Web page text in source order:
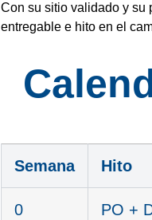
Con su sitio validado y su
entregable e hito en el
Semana Hito
0 PO +